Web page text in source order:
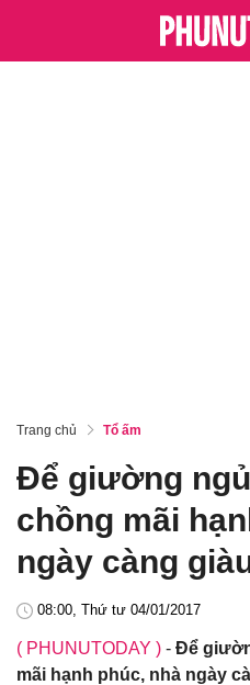
Trang chủ Tổ ấm
Để giường
chồng mãi
ngày càng
08:00, Thứ tư 04/01/2017
( PHUNUTODAY ) - Để
mãi hạnh phúc, nhà ngày